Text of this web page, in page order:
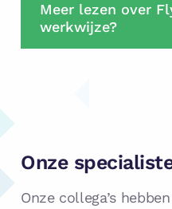
Meer lezen over
werkwijze?
Onze
Onze collega’s